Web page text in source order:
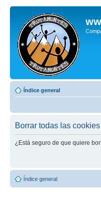
Índice general
Borrar todas las
¿Está seguro de que quiere
Índice general